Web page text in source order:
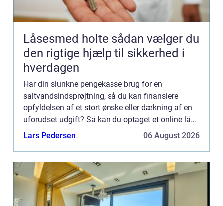
Låsesmed holte sådan vælger du
den rigtige hjælp til sikkerhed i
hverdagen
Har din slunkne pengekasse brug for en
saltvandsindsprøjtning, så du kan finansiere
opfyldelsen af et stort ønske eller dækning af en
uforudset udgift? Så kan du optaget et online lån.
Hvor kan jeg optage et billigt lån online? Der er
Lars Pedersen 06 August 2026